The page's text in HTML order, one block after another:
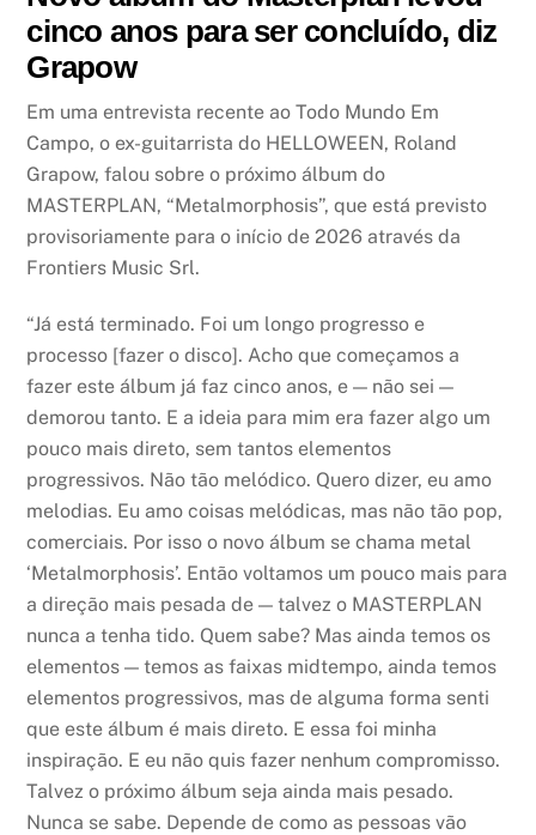
cinco anos para ser concluído, diz
Grapow
Em uma entrevista recente ao Todo Mundo Em
Campo, o ex-guitarrista do HELLOWEEN, Roland
Grapow, falou sobre o próximo álbum do
MASTERPLAN, “Metalmorphosis”, que está previsto
provisoriamente para o início de 2026 através da
Frontiers Music Srl.
“Já está terminado. Foi um longo progresso e
processo [fazer o disco]. Acho que começamos a
fazer este álbum já faz cinco anos, e — não sei —
demorou tanto. E a ideia para mim era fazer algo um
pouco mais direto, sem tantos elementos
progressivos. Não tão melódico. Quero dizer, eu amo
melodias. Eu amo coisas melódicas, mas não tão pop,
comerciais. Por isso o novo álbum se chama metal
‘Metalmorphosis’. Então voltamos um pouco mais para
a direção mais pesada de — talvez o MASTERPLAN
nunca a tenha tido. Quem sabe? Mas ainda temos os
elementos — temos as faixas midtempo, ainda temos
elementos progressivos, mas de alguma forma senti
que este álbum é mais direto. E essa foi minha
inspiração. E eu não quis fazer nenhum compromisso.
Talvez o próximo álbum seja ainda mais pesado.
Nunca se sabe. Depende de como as pessoas vão